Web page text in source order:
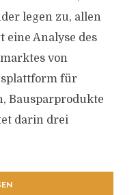
legen zu, allen
eine Analyse des
von
für
Bausparprodukte
darin drei